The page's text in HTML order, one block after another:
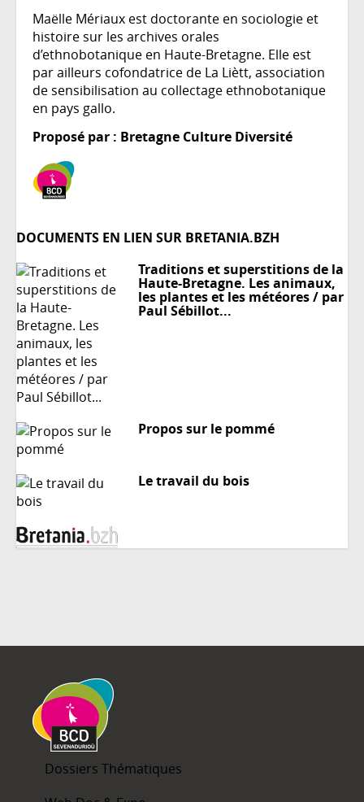
Maëlle Mériaux est doctorante en sociologie et
histoire sur les archives orales
d’ethnobotanique en Haute-Bretagne. Elle est
par ailleurs cofondatrice de La Liètt, association
de sensibilisation au collectage ethnobotanique
en pays gallo.
Proposé par : Bretagne Culture Diversité
DOCUMENTS EN LIEN SUR BRETANIA.BZH
Traditions et superstitions de la
Haute-Bretagne. Les animaux,
les plantes et les météores / par
Paul Sébillot...
Propos sur le pommé
Le travail du bois
Dossiers Thématiques